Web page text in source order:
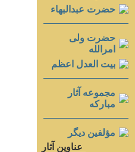
حضرت عبدالبهاء
حضرت ولی
امرالله
بيت العدل اعظم
مجموعه آثار
مباركه
مؤلفين ديگر
عناوين آثار